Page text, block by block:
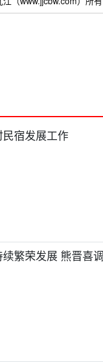
宿发展工作
繁荣发展 熊晋喜